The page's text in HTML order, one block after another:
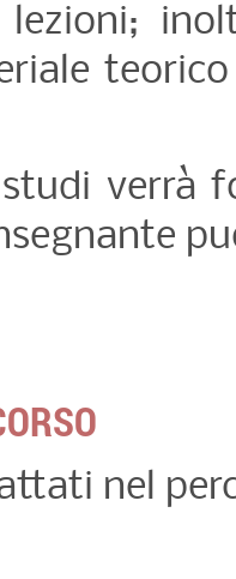
verrà
nel